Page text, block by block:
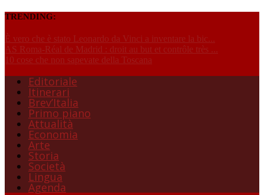
TRENDING:
È vero che è stato Leonardo da Vinci a inventare la bic...
AS Roma-Réal de Madrid : droit au but et contrôle très ...
10 cose che non sapevate della Toscana
Editoriale
Itinerari
Brev’Italia
Primo piano
Attualità
Economia
Arte
Storia
Società
Lingua
Agenda